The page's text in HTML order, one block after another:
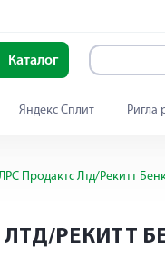
Каталог
Яндекс Сплит Ригла
Продактс Лтд/Рекитт
РЕКИТТ